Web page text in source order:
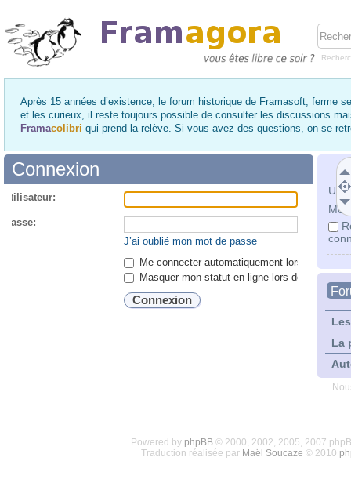
Après 15 années d’existence, le forum historique de Framasoft, ferme
et les curieux, il reste toujours possible de consulter les discussions
Framacolibri qui prend la relève. Si vous avez des questions, on se
Mot
La
Connexion
passe:
J’ai oublié mon mot de passe
Me connecter automatiquement lors de
Masquer mon statut en ligne lors de cette
Powered by phpBB© 2000, 2002, 2005, 2007
Traduction réalisée par Maël Soucaze © 2010